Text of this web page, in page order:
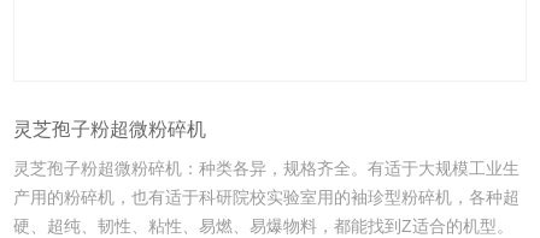
灵芝孢子粉超微粉碎机
灵芝孢子粉超微粉碎机：种类各异，规格齐全。有适于大规模工业生
产用的粉碎机，也有适于科研院校实验室用的袖珍型粉碎机，各种超
硬、超纯、韧性、粘性、易燃、易爆物料，都能找到Z适合的机型。